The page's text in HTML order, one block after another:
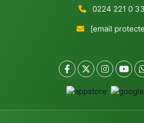
0224 221 0
[email